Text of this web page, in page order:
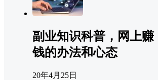
副业知识科普，网上赚
钱的办法和心态
20年4月25日